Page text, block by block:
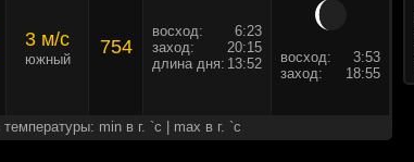
3 м/c
южный
754
восход:
6:23
заход:
20:15
длина дня: 13:52 восход:
3:53
заход:
18:55
min в г. `c | max в г. `c